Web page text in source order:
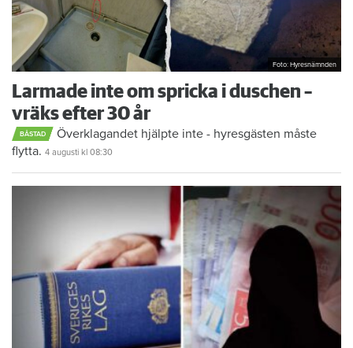
Foto: Hyresnämnden
Larmade inte om spricka i duschen –
vräks efter 30 år
BÅSTAD
Överklagandet hjälpte inte - hyresgästen måste
flytta. 4 augusti kl 08:30